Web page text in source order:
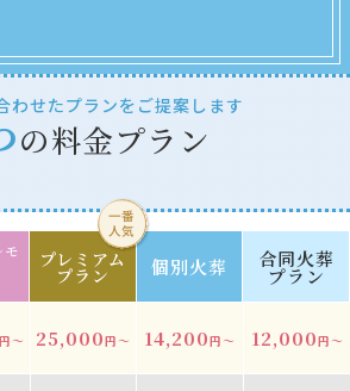
わせたプランをご提案します
の料金プラン
モ
プレミアム
プラン 個別火葬 合同火葬
プラン
円～ 25,000円～ 14,200円～ 12,000円～